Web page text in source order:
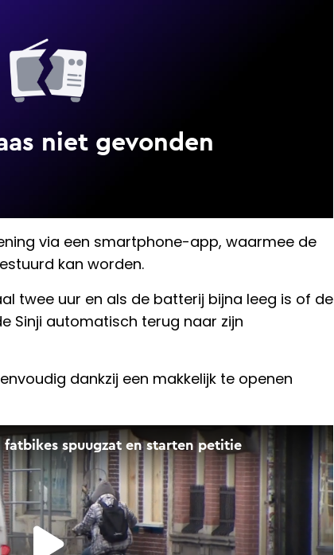
via een smartphone-app, waarmee de
kan worden.
twee uur en als de batterij bijna leeg is of de
Sinji automatisch terug naar zijn
dankzij een makkelijk te openen